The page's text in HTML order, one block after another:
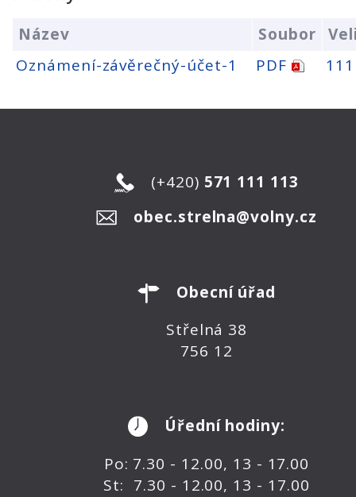
Název Soubor
Oznámení-závěrečný-účet-1
PDF
(+420) 571 111 113
obec.strelna@volny.cz
Obecní úřad
Střelná 38
756 12
Úřední hodiny:
Po: 7.30 - 12.00, 13 - 17.00
St: 7.30 - 12.00, 13 - 17.00